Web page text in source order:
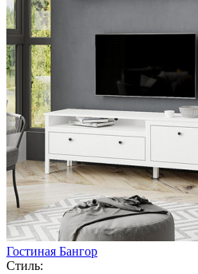
Гостиная Бангор
Стиль: